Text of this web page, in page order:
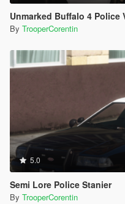
Unmarked Buffalo 4 Police
By TrooperCorentin
5.0
Semi Lore Police Stanier
By TrooperCorentin